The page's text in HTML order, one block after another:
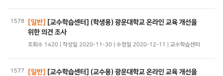
1578 [일반] [교수학습센터] (학생용) 광운대학교 온라인 교육 개선을
위한 의견 조사
조회수 1420 | 작성일 2020-11-30 | 수정일 2020-12-11 | 교수학습센터
1577 [일반] [교수학습센터] (교수용) 광운대학교 온라인 교육 개선을